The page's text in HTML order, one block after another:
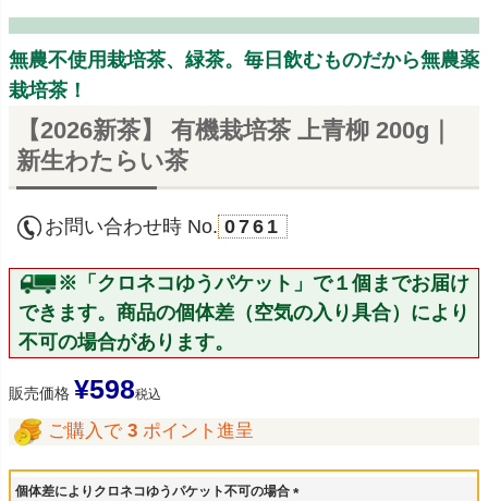
無農不使用栽培茶、緑茶。毎日飲むものだから無農薬
栽培茶！
【2026新茶】 有機栽培茶 上青柳 200g｜
新生わたらい茶
お問い合わせ時 No. 0761
※「クロネコゆうパケット」で１個までお届け
できます。商品の個体差（空気の入り具合）により
不可の場合があります。
販売価格 ¥598税込
ご購入で 3 ポイント進呈
個体差によりクロネコゆうパケット不可の場合